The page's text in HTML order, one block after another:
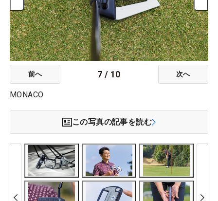
前へ 7 / 10 次へ
MONACO
この写真の記事を読む